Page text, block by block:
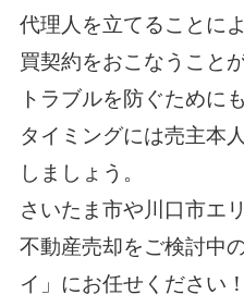
代理人を立てることに
買契約をおこなうこと
トラブルを防ぐために
タイミングには売主本
しましょう。
さいたま市や川口市エ
不動産売却をご検討中
イ」にお任せください！